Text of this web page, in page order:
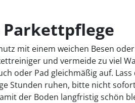
mit einem weichen Besen
und vermeide zu viel
oder Pad gleichmäßig auf.
Stunden ruhen, bitte nicht
der Boden langfristig schön